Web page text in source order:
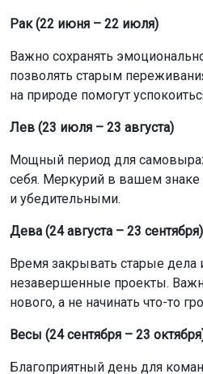
Рак (22 июня – 22 июля)
Важно сохранять
позволять старым
на природе помогут
Лев (23 июля – 23 августа)
Мощный период для
себя. Меркурий в вашем
и убедительными.
Дева (24 августа – 23 сентября)
Время закрывать старые дела
незавершенные проекты.
нового, а не начинать что-то
Весы (24 сентября – 23
Благоприятный день для